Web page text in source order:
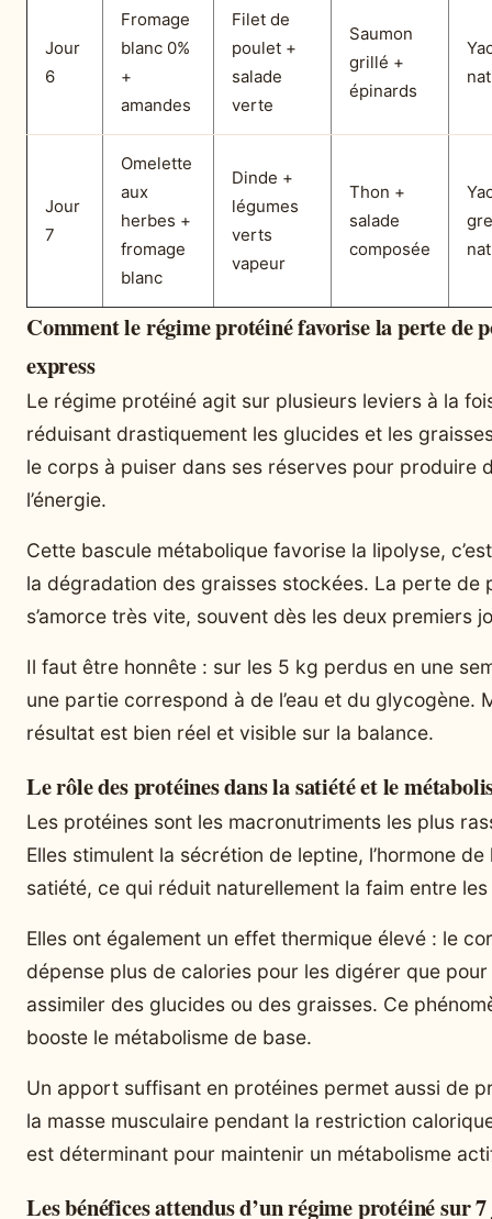
Jour
6
Fromage
blanc 0%
+
amandes
Filet de
poulet +
salade
verte
Saumon
grillé +
épinards
Jour
7
Omelette
aux
herbes +
fromage
blanc
Dinde +
légumes
verts
vapeur
Thon +
salade
composée
Comment le régime protéiné favorise la perte de
express
Le régime protéiné agit sur plusieurs leviers à la
réduisant drastiquement les glucides et les
le corps à puiser dans ses réserves pour produire
l’énergie.
Cette bascule métabolique favorise la lipolyse,
la dégradation des graisses stockées. La perte de
s’amorce très vite, souvent dès les deux premiers
Il faut être honnête : sur les 5 kg perdus en une
une partie correspond à de l’eau et du glycogène.
résultat est bien réel et visible sur la balance.
Le rôle des protéines dans la satiété et le
Les protéines sont les macronutriments les plus
Elles stimulent la sécrétion de leptine, l’hormone de
satiété, ce qui réduit naturellement la faim entre
Elles ont également un effet thermique élevé : le
dépense plus de calories pour les digérer que pour
assimiler des glucides ou des graisses. Ce
booste le métabolisme de base.
Un apport suffisant en protéines permet aussi de
la masse musculaire pendant la restriction
est déterminant pour maintenir un métabolisme
Les bénéfices attendus d’un régime protéiné sur